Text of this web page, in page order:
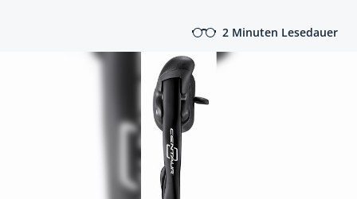
2 Minuten Lesedauer